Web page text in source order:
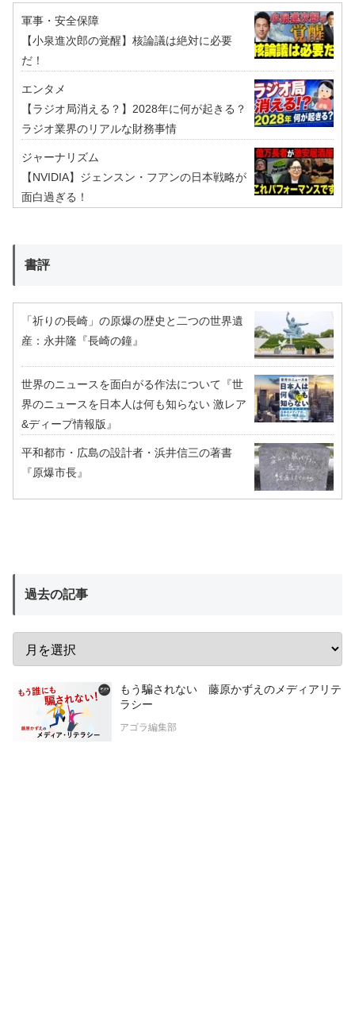
軍事・安全保障
【小泉進次郎の覚醒】核論議は絶対に必要
だ！
エンタメ
【ラジオ局消える？】2028年に何が起きる？
ラジオ業界のリアルな財務事情
ジャーナリズム
【NVIDIA】ジェンスン・フアンの日本戦略が
面白過ぎる！
書評
「祈りの長崎」の原爆の歴史と二つの世界遺
産：永井隆『長崎の鐘』
世界のニュースを面白がる作法について『世
界のニュースを日本人は何も知らない 激レア
&ディープ情報版』
平和都市・広島の設計者・浜井信三の著書
『原爆市長』
過去の記事
もう騙されない 藤原かずえのメディアリテ
ラシー
アゴラ編集部